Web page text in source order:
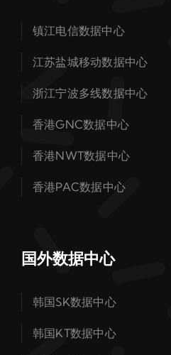
镇江电信数据中心
江苏盐城移动数据中心
浙江宁波多线数据中心
香港GNC数据中心
香港NWT数据中心
香港PAC数据中心
国外数据中心
韩国SK数据中心
韩国KT数据中心